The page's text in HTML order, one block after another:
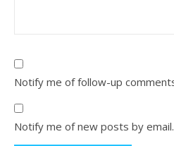
Notify me of follow-up
Notify me of new posts by email.